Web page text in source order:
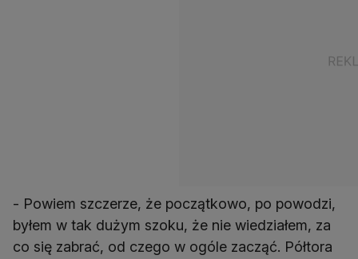
- Powiem szczerze, że początkowo, po powodzi,
byłem w tak dużym szoku, że nie wiedziałem, za
co się zabrać, od czego w ogóle zacząć. Półtora